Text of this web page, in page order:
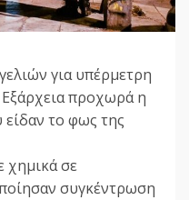
για υπέρμετρη
προχωρά η
το φως της
χημικά σε
συγκέντρωση